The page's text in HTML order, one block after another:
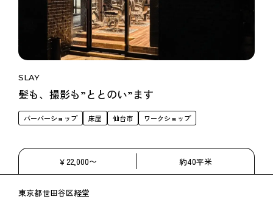
SLAY
髪も、撮影も”ととのい”ます
バーバーショップ 床屋 仙台市 ワークショップ
￥22,000〜 約40平米
東京都世田谷区経堂